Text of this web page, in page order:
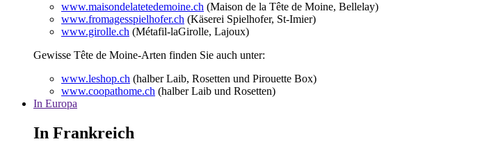
www.maisondelatetedemoine.ch (Maison de la Tête de Moine, Bellelay)
www.fromagesspielhofer.ch (Käserei Spielhofer, St-Imier)
www.girolle.ch (Métafil-laGirolle, Lajoux)
Gewisse Tête de Moine-Arten finden Sie auch unter:
www.leshop.ch (halber Laib, Rosetten und Pirouette Box)
www.coopathome.ch (halber Laib und Rosetten)
In Europa
In Frankreich